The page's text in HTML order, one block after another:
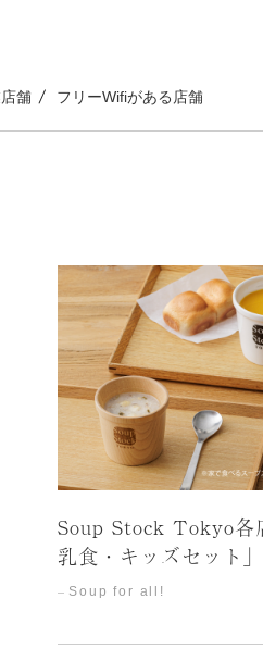
舗 フリーWifiがある店舗
Soup Stock Tokyo各
乳食・キッズセット」
Soup for all!